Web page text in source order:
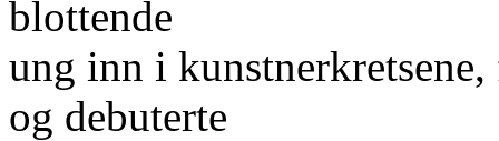
blottende
ung inn i
og debuterte